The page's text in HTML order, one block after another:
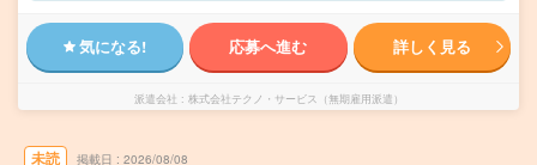
気になる! 応募へ進む 詳しく見る
派遣会社 株式会社テクノ・サービス（無期雇用派遣）
未読 掲載日 2026/08/08